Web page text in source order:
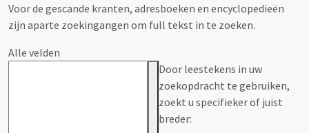
Voor de gescande kranten, adresboeken en encyclopedieën
zijn aparte zoekingangen om full tekst in te zoeken.
Alle velden
Door leestekens in uw
zoekopdracht te gebruiken,
zoekt u specifieker of juist
breder: